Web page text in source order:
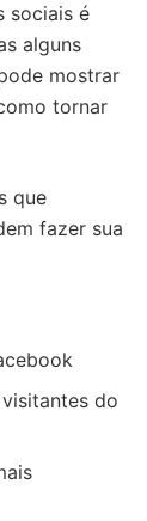
sociais é
alguns
mostrar
tornar
que
fazer sua
do